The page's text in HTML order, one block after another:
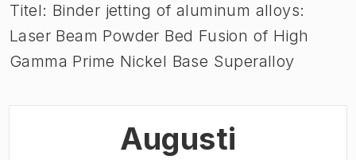
Titel: Binder jetting of aluminum alloys:
Laser Beam Powder Bed Fusion of High
Gamma Prime Nickel Base Superalloy
Augusti